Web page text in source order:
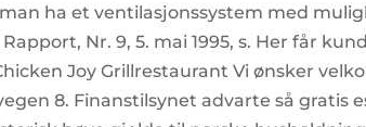
ha et ventilasjonssystem med
Nr. 9, 5. mai 1995, s. Her får
Joy Grillrestaurant Vi ønsker
8. Finanstilsynet advarte så gratis